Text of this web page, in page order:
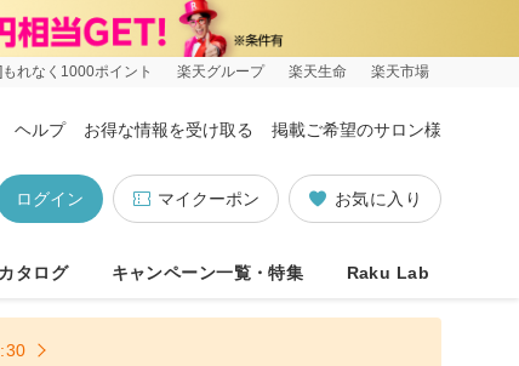
れなく1000ポイント 楽天グループ 楽天生命 楽天市場
ヘルプ お得な情報を受け取る 掲載ご希望のサロン様
お気に入り
マイクーポン
ログイン
タログ キャンペーン一覧・特集 Raku Lab